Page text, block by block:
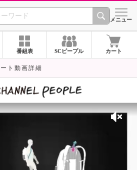
CHANNEL シメニュー
番組表 SCピープル カート
ト動画詳細